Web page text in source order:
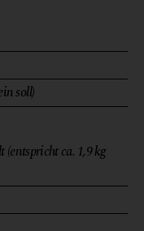
soll)
(entspricht ca. 1,9 kg